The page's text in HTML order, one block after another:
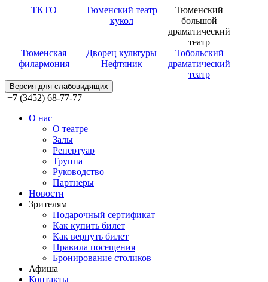
ТКТО
Тюменский театр
кукол
Тюменский
большой
драматический
театр
Тюменская
филармония
Дворец культуры
Нефтяник
Тобольский
драматический
театр
Версия для слабовидящих
+7 (3452) 68-77-77
О нас
О театре
Залы
Репертуар
Труппа
Руководство
Партнеры
Новости
Зрителям
Подарочный сертификат
Как купить билет
Как вернуть билет
Правила посещения
Бронирование столиков
Афиша
Контакты